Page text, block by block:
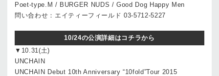
Poet-type.M / BURGER NUDS / Good Dog Happy Men
問い合わせ：エイティーフィールド 03-5712-5227
10/24の公演詳細はコチラから
▼10.31(土)
UNCHAIN
UNCHAIN Debut 10th Anniversary “10fold”Tour 2015